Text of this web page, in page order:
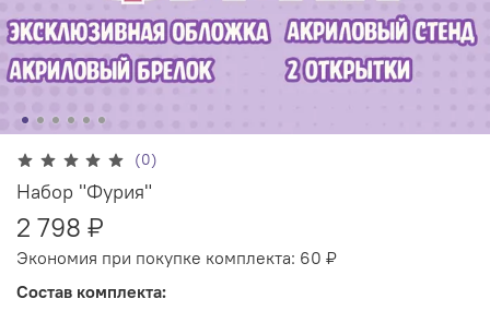
(0)
Набор "Фурия"
2 798 ₽
Экономия при покупке комплекта: 60 ₽
Состав комплекта: